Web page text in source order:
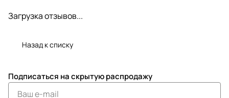
Загрузка отзывов...
Назад к списку
Подписаться на скрытую распродажу